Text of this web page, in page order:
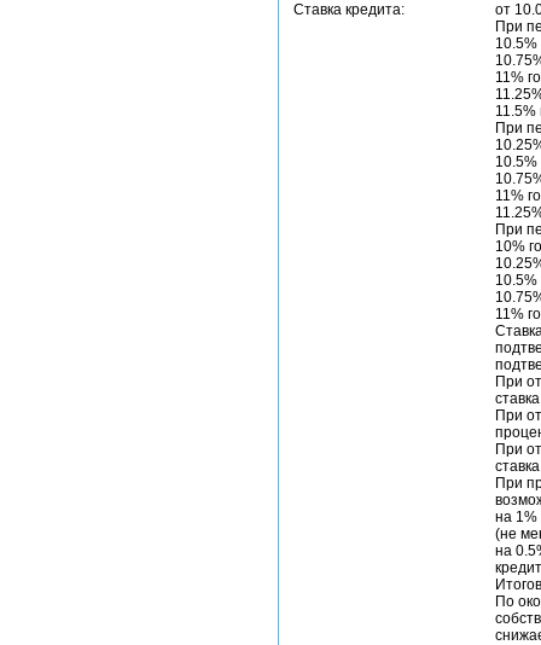
Ставка кредита:
от
При
10.5%
11%
11.5%
При
10.5%
11%
При
10%
10.5%
11%
При
При
При
При
на 1%
(не
на
По